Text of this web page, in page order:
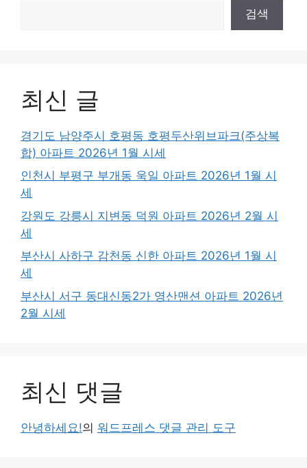
검색
최신 글
경기도 남양주시 호평동 호평두산위브파크(주상복
합) 아파트 2026년 1월 시세
인천시 부평구 부개동 욱일 아파트 2026년 1월 시
세
강원도 강릉시 지변동 덕원 아파트 2026년 2월 시
세
부산시 사하구 감천동 신한 아파트 2026년 1월 시
세
부산시 서구 동대신동2가 영산맨션 아파트 2026년
2월 시세
최신 댓글
안녕하세요!의 워드프레스 댓글 관리 도구